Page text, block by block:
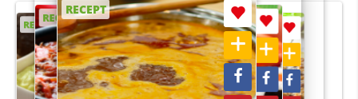
RECEPT
RECEPT
RECEPT
RECEPT
RECEPT